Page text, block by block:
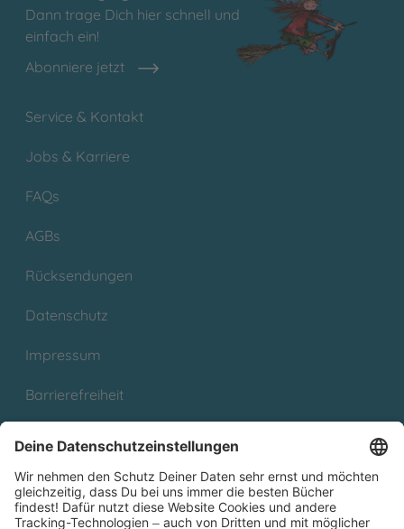
Dann trage Dich hier schnell und
einfach ein!
Abonniere jetzt
Service & Kontakt
Jobs & Karriere
FAQs
AGBs
Rücksendungen
Datenschutz
Impressum
Barrierefreiheit
Partnerprogramm (Affiliate)